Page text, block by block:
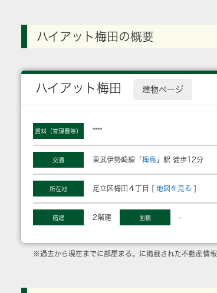
ハイアット梅田の概要
ハイアット梅田 建物ページ
賃料（管理費等） ****
交通 東武伊勢崎線「 梅島 」駅 徒歩12分
所在地 足立区梅田４丁目 [ 地図を見る ]
階建 2階建 面積 -
※過去から現在までに部屋まる。に掲載された不動産情